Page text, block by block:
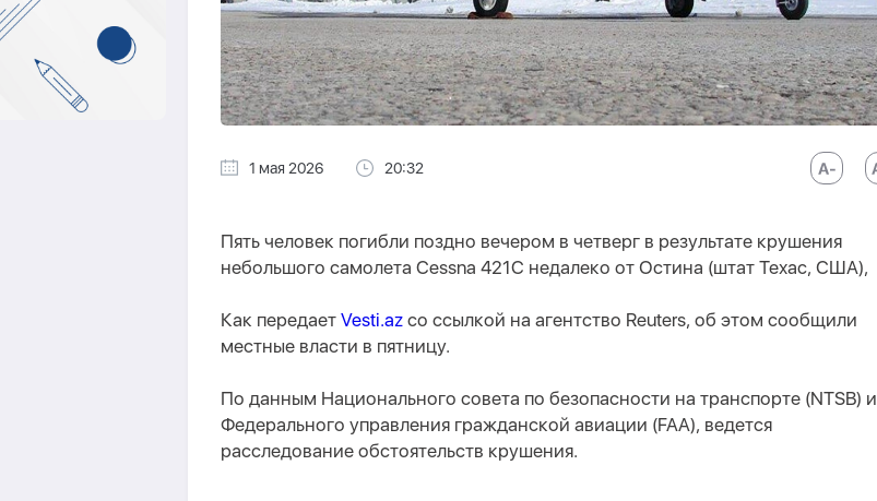
1 мая 2026 20:32
Пять человек погибли поздно вечером в четверг в результате крушения
небольшого самолета Cessna 421C недалеко от Остина (штат Техас, США),
Как передает Vesti.az со ссылкой на агентство Reuters, об этом сообщили
местные власти в пятницу.
По данным Национального совета по безопасности на транспорте (NTSB) и
Федерального управления гражданской авиации (FAA), ведется
расследование обстоятельств крушения.